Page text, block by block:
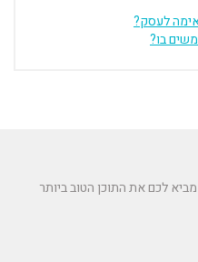
בו?
מאגר מאמרים שכבר 20 שנה מביא לכם את התוכן הטוב ביותר